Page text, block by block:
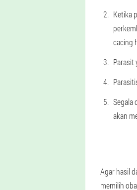
Ketika
cacing
Parasit
Segala
akan
Agar hasil
memilih